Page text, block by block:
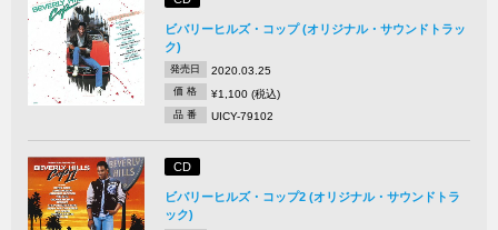
ビバリーヒルズ・コップ (オリジナル・サウンドトラッ
ク)
発売日 2020.03.25
価 格 ¥1,100 (税込)
品 番 UICY-79102
CD
ビバリーヒルズ・コップ2 (オリジナル・サウンドトラ
ック)